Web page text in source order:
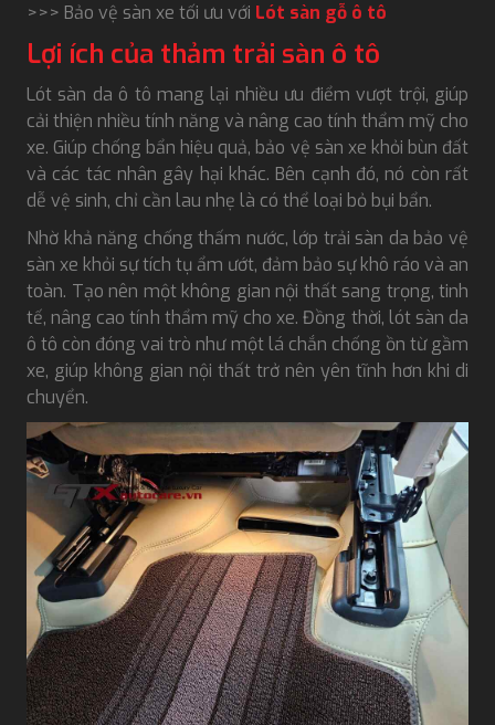
>>> Bảo vệ sàn xe tối ưu với Lót sàn gỗ ô tô
Lợi ích của thảm trải sàn ô tô
Lót sàn da ô tô mang lại nhiều ưu điểm vượt trội, giúp
cải thiện nhiều tính năng và nâng cao tính thẩm mỹ cho
xe. Giúp chống bẩn hiệu quả, bảo vệ sàn xe khỏi bùn đất
và các tác nhân gây hại khác. Bên cạnh đó, nó còn rất
dễ vệ sinh, chỉ cần lau nhẹ là có thể loại bỏ bụi bẩn.
Nhờ khả năng chống thấm nước, lớp trải sàn da bảo vệ
sàn xe khỏi sự tích tụ ẩm ướt, đảm bảo sự khô ráo và an
toàn. Tạo nên một không gian nội thất sang trọng, tinh
tế, nâng cao tính thẩm mỹ cho xe. Đồng thời, lót sàn da
ô tô còn đóng vai trò như một lá chắn chống ồn từ gầm
xe, giúp không gian nội thất trở nên yên tĩnh hơn khi di
chuyển.